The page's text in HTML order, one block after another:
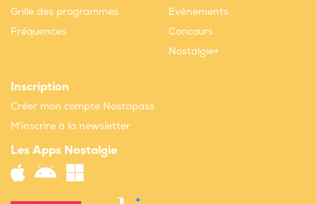
Grille des programmes
Fréquences
Evènements
Concours
Nostalgie+
Inscription
Créer mon compte Nostapass
M'inscrire à la newsletter
Les Apps Nostalgie